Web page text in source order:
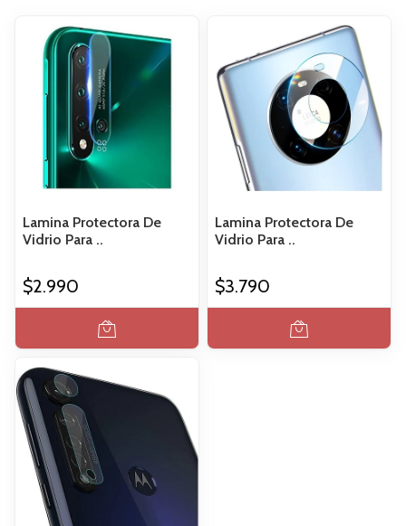
Lamina Protectora De
Vidrio Para ..
$2.990
Lamina Protectora De
Vidrio Para ..
$3.790